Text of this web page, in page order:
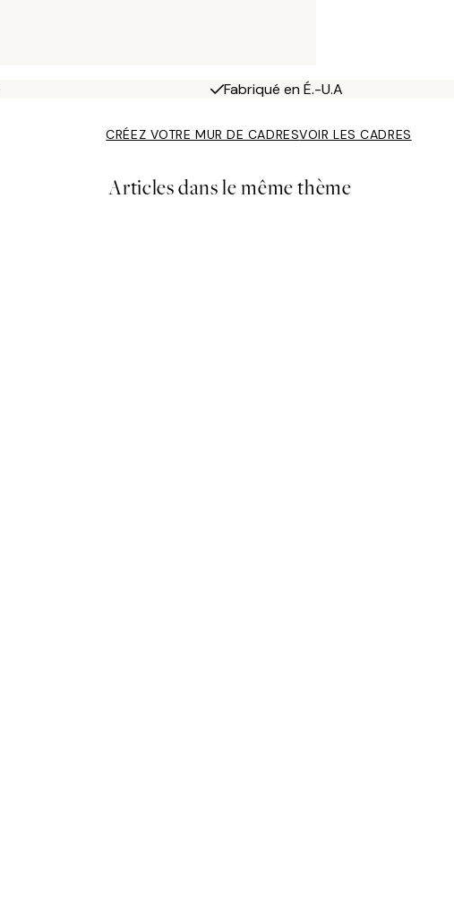
Fabriqué en É.-U.A
CRÉEZ VOTRE MUR DE CADRESVOIR LES CADRES
Articles dans le même thème